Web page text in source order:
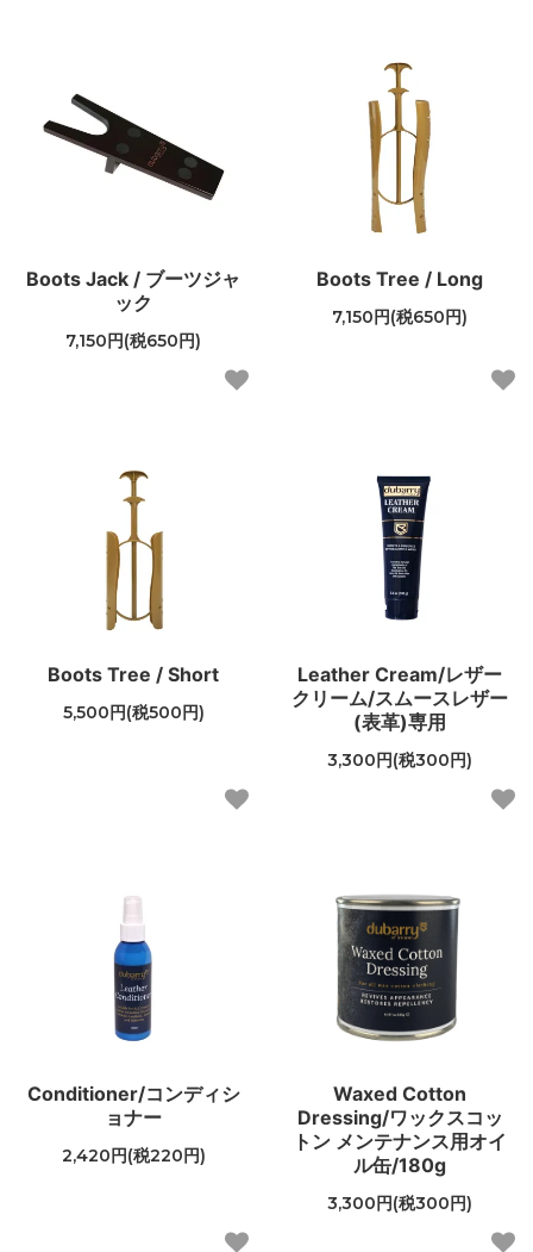
Boots Jack / ブーツジャ
ック
7,150円(税650円)
Boots Tree / Long
7,150円(税650円)
Boots Tree / Short
5,500円(税500円)
Leather Cream/レザー
クリーム/スムースレザー
(表革)専用
3,300円(税300円)
Conditioner/コンディシ
ョナー
2,420円(税220円)
Waxed Cotton
Dressing/ワックスコッ
トン メンテナンス用オイ
ル缶/180g
3,300円(税300円)